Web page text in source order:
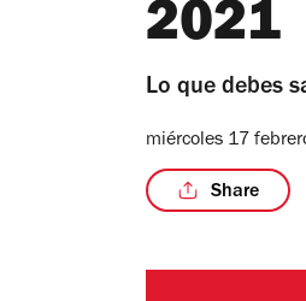
2021
Lo que debes
miércoles 17
Share